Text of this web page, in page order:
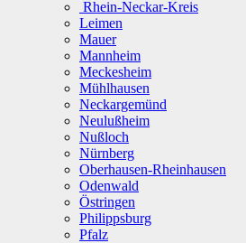
Rhein-Neckar-Kreis
Leimen
Mauer
Mannheim
Meckesheim
Mühlhausen
Neckargemünd
Neulußheim
Nußloch
Nürnberg
Oberhausen-Rheinhausen
Odenwald
Östringen
Philippsburg
Pfalz